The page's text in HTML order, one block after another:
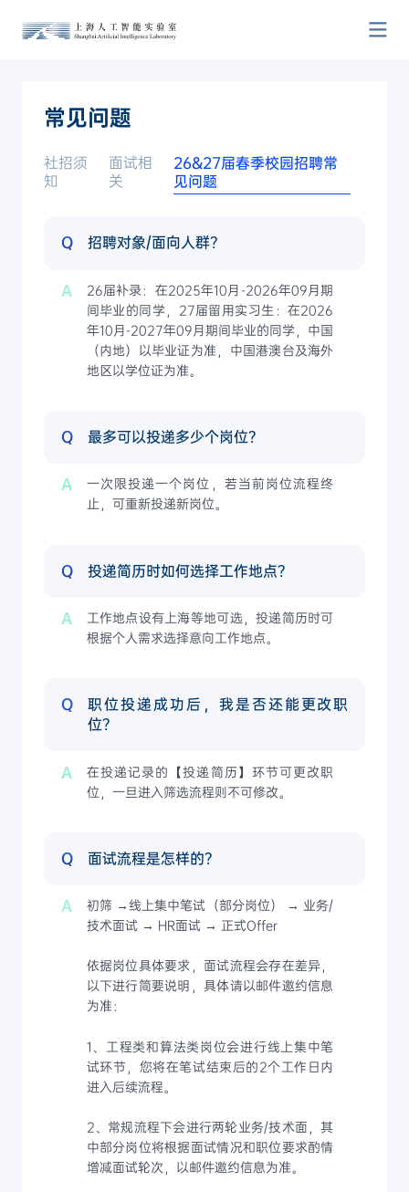
常见问题
社招须
知
面试相
关
26&27届春季校园招聘常
见问题
Q 招聘对象/面向人群？
A
26届补录：在2025年10月-2026年09月期
间毕业的同学，27届留用实习生：在2026
年10月-2027年09月期间毕业的同学，中国
（内地）以毕业证为准，中国港澳台及海外
地区以学位证为准。
Q 最多可以投递多少个岗位？
A
一次限投递一个岗位，若当前岗位流程终
止，可重新投递新岗位。
Q 投递简历时如何选择工作地点？
A
工作地点设有上海等地可选，投递简历时可
根据个人需求选择意向工作地点。
Q
职位投递成功后，我是否还能更改职
位？
A
在投递记录的【投递简历】环节可更改职
位，一旦进入筛选流程则不可修改。
Q 面试流程是怎样的？
A
初筛 →线上集中笔试（部分岗位） → 业务/
技术面试 → HR面试 → 正式Offer
依据岗位具体要求，面试流程会存在差异，
以下进行简要说明，具体请以邮件邀约信息
为准：
1、工程类和算法类岗位会进行线上集中笔
试环节，您将在笔试结束后的2个工作日内
进入后续流程。
2、常规流程下会进行两轮业务/技术面，其
中部分岗位将根据面试情况和职位要求酌情
增减面试轮次，以邮件邀约信息为准。